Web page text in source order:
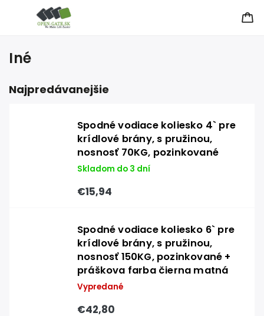
Iné
Najpredávanejšie
Spodné vodiace koliesko 4` pre
krídlové brány, s pružinou,
nosnosť 70KG, pozinkované
Skladom do 3 dní
€15,94
Spodné vodiace koliesko 6` pre
krídlové brány, s pružinou,
nosnosť 150KG, pozinkované +
práškova farba čierna matná
Vypredané
€42,80